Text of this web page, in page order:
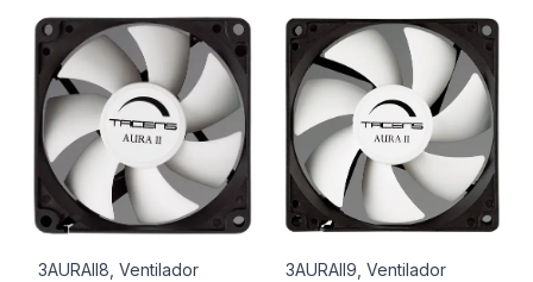
3AURAII8, Ventilador
3AURAII9, Ventilador